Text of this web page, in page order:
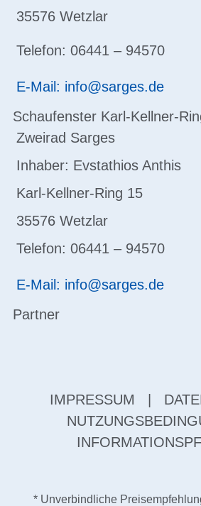
35576 Wetzlar
Telefon: 06441 – 94570
E-Mail: info@sarges.de
Schaufenster Karl-Kellner-
Zweirad Sarges
Inhaber: Evstathios Anthis
Karl-Kellner-Ring 15
35576 Wetzlar
Telefon: 06441 – 94570
E-Mail: info@sarges.de
Partner
IMPRESSUM
* Unverbindliche